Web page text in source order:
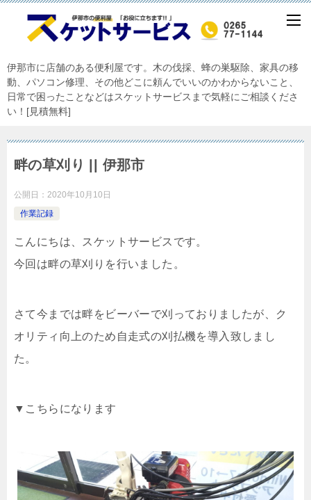
伊那市に店舗のある便利屋です。木の伐採、蜂の巣駆除、家具の移
動、パソコン修理、その他どこに頼んでいいのかわからないこと、
日常で困ったことなどはスケットサービスまで気軽にご相談くださ
い！[見積無料]
畔の草刈り || 伊那市
公開日： 2020年10月10日
作業記録
こんにちは、スケットサービスです。
今回は畔の草刈りを行いました。
さて今までは畔をビーバーで刈っておりましたが、ク
オリティ向上のため自走式の刈払機を導入致しまし
た。
▼こちらになります